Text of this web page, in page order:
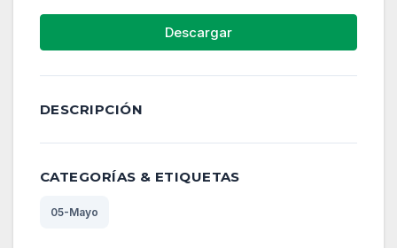
Descargar
DESCRIPCIÓN
CATEGORÍAS & ETIQUETAS
05-Mayo